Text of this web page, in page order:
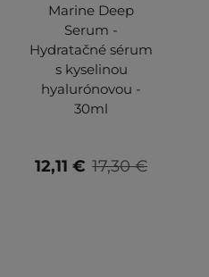
Marine Deep
Serum -
Hydratačné sérum
s kyselinou
hyalurónovou -
30ml
17,30 €
12,11 €